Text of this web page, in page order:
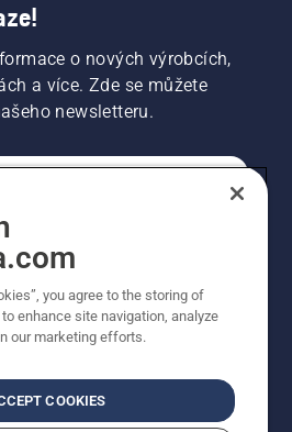
o nových výrobcích,
a více. Zde se můžete
newsletteru.
you agree to the storing of
enhance site navigation, analyze
our marketing efforts.
COOKIES